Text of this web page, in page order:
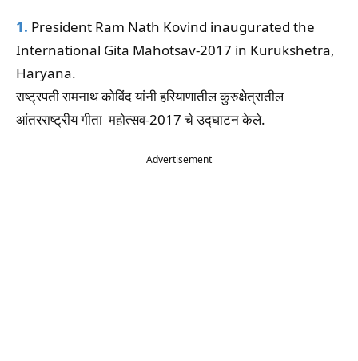
1. President Ram Nath Kovind inaugurated the
International Gita Mahotsav-2017 in Kurukshetra,
Haryana.
राष्ट्रपती रामनाथ कोविंद यांनी हरियाणातील कुरुक्षेत्रातील
आंतरराष्ट्रीय गीता महोत्सव-2017 चे उद्घाटन केले.
Advertisement